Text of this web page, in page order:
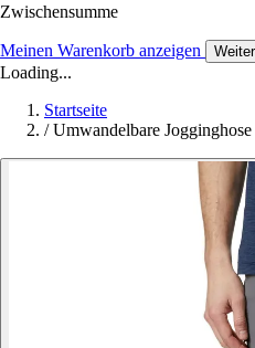
Zwischensumme
Meinen Warenkorb anzeigen
Loading...
Startseite
/ Umwandelbare